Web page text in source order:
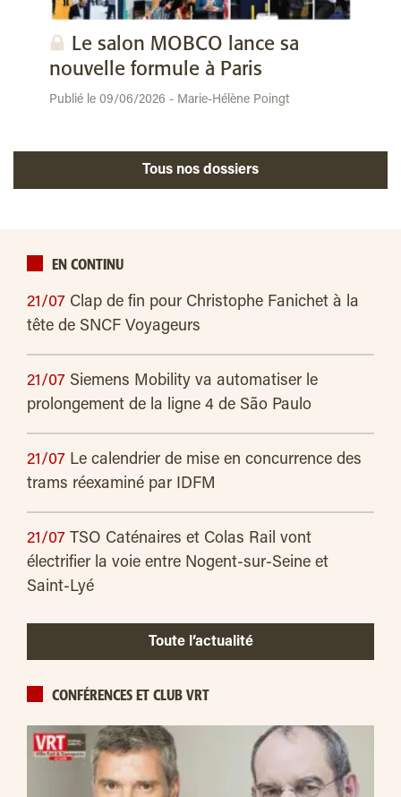
Le salon MOBCO lance sa
nouvelle formule à Paris
Publié le 09/06/2026 - Marie-Hélène Poingt
Tous nos dossiers
EN CONTINU
21/07 Clap de fin pour Christophe Fanichet à la
tête de SNCF Voyageurs
21/07 Siemens Mobility va automatiser le
prolongement de la ligne 4 de São Paulo
21/07 Le calendrier de mise en concurrence des
trams réexaminé par IDFM
21/07 TSO Caténaires et Colas Rail vont
électrifier la voie entre Nogent-sur-Seine et
Saint-Lyé
Toute l’actualité
CONFÉRENCES ET CLUB VRT